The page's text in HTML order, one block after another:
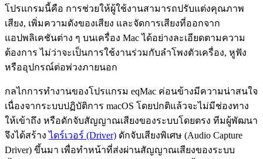
โปรแกรมนี้คือ การช่วยให้ผู้ใช้งานสามารถปรับแต่งคุณภาพ
เสียง, เพิ่มความดังของเสียง และจัดการเสียงที่ออกจาก
แอปพลิเคชันต่าง ๆ บนเครื่อง Mac ได้อย่างละเอียดตามความ
ต้องการ ไม่ว่าจะเป็นการใช้งานร่วมกับลำโพงตัวเครื่อง, หูฟัง
หรืออุปกรณ์ต่อพ่วงภายนอก
กลไกการทำงานของโปรแกรม eqMac ค่อนข้างมีความน่าสนใจ
เนื่องจากระบบปฏิบัติการ macOS โดยปกติแล้วจะไม่มีช่องทาง
ให้เข้าถึง หรือดักจับสัญญาณเสียงของระบบโดยตรง ทีมผู้พัฒนา
จึงได้สร้างไดร์เวอร์ (Driver) ดักจับเสียงพิเศษ (Audio Capture
Driver) ขึ้นมา เพื่อทำหน้าที่ส่งผ่านสัญญาณเสียงของระบบ